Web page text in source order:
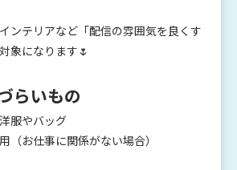
ンテリアなど「配信の雰囲気を良くす
象になります🌷
らいもの
服やバッグ
（お仕事に関係がない場合）